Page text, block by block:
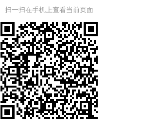
扫一扫在手机上查看当前页面